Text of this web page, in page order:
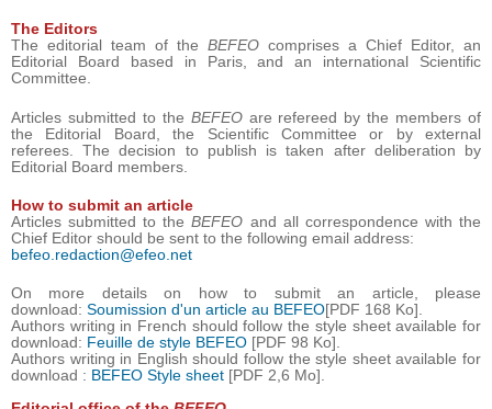
The Editors
The editorial team of the BEFEO comprises a Chief Editor, an
Editorial Board based in Paris, and an international Scientific
Committee.
Articles submitted to the BEFEOare refereed by the members of
the Editorial Board, the Scientific Committee or by external
referees. The decision to publish is taken after deliberation by
Editorial Board members.
How to submit an article
Articles submitted to theBEFEO and all correspondence with the
Chief Editor should be sent to the following email address:
befeo.redaction@efeo.net
On more details on how to submit an article, please
download: Soumission d'un article au BEFEO[PDF 168 Ko].
Authors writing in French should follow the style sheet available for
download: Feuille de style BEFEO [PDF 98 Ko].
Authors writing in English should follow the style sheet available for
download : BEFEO Style sheet [PDF 2,6 Mo].